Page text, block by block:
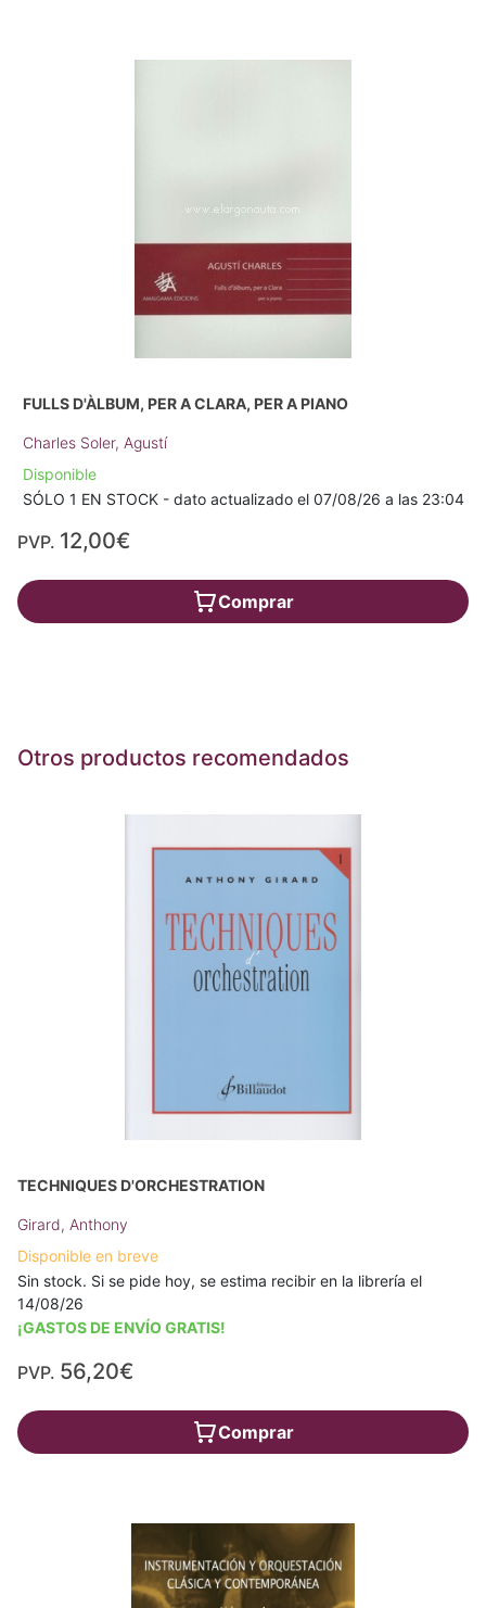
FULLS D'ÀLBUM, PER A CLARA, PER A PIANO
Charles Soler, Agustí
Disponible
SÓLO 1 EN STOCK - dato actualizado el 07/08/26 a las 23:04
PVP. 12,00€
Comprar
Otros productos recomendados
TECHNIQUES D'ORCHESTRATION
Girard, Anthony
Disponible en breve
Sin stock. Si se pide hoy, se estima recibir en la librería el
14/08/26
¡GASTOS DE ENVÍO GRATIS!
PVP. 56,20€
Comprar